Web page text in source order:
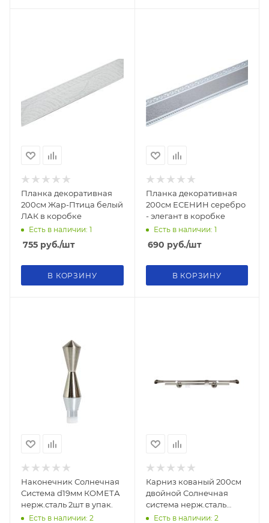
Планка декоративная
200см Жар-Птица белый
ЛАК в коробке
Есть в наличии: 1
755 руб./шт
В КОРЗИНУ
Планка декоративная
200см ЕСЕНИН серебро
- элегант в коробке
Есть в наличии: 1
690 руб./шт
В КОРЗИНУ
Наконечник Солнечная
Система d19мм КОМЕТА
нерж.сталь 2шт в упак.
Есть в наличии: 2
Карниз кованый 200см
двойной Солнечная
система нерж.сталь
d19мм
Есть в наличии: 2